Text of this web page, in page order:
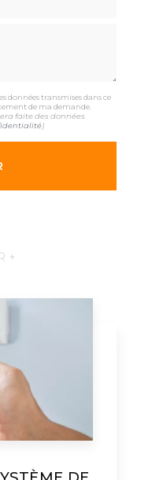
données transmises dans ce
de ma demande.
faite des données
)
+